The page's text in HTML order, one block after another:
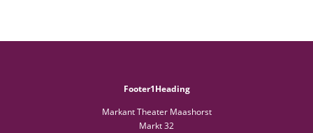
Footer1Heading
Markant Theater Maashorst
Markt 32